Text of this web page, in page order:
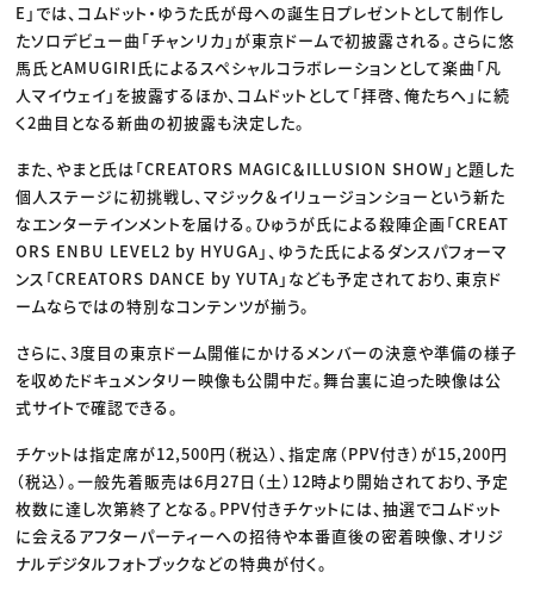
E」では、コムドット・ゆうた氏が母への誕生日プレゼントとして制作し
たソロデビュー曲「チャンリカ」が東京ドームで初披露される。さらに悠
馬氏とAMUGIRI氏によるスペシャルコラボレーションとして楽曲「凡
人マイウェイ」を披露するほか、コムドットとして「拝啓、俺たちへ」に続
く2曲目となる新曲の初披露も決定した。
また、やまと氏は「CREATORS MAGIC＆ILLUSION SHOW」と題した
個人ステージに初挑戦し、マジック＆イリュージョンショーという新た
なエンターテインメントを届ける。ひゅうが氏による殺陣企画「CREAT
ORS ENBU LEVEL2 by HYUGA」、ゆうた氏によるダンスパフォーマ
ンス「CREATORS DANCE by YUTA」なども予定されており、東京ド
ームならではの特別なコンテンツが揃う。
さらに、3度目の東京ドーム開催にかけるメンバーの決意や準備の様子
を収めたドキュメンタリー映像も公開中だ。舞台裏に迫った映像は公
式サイトで確認できる。
チケットは指定席が12,500円（税込）、指定席（PPV付き）が15,200円
（税込）。一般先着販売は6月27日（土）12時より開始されており、予定
枚数に達し次第終了となる。PPV付きチケットには、抽選でコムドット
に会えるアフターパーティーへの招待や本番直後の密着映像、オリジ
ナルデジタルフォトブックなどの特典が付く。